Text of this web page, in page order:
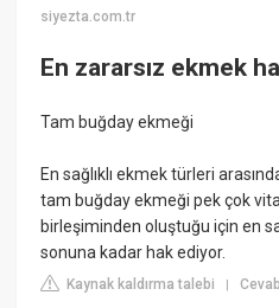
siyezta.com.tr
En zararsız ekmek
Tam buğday ekmeği
En sağlıklı ekmek türleri
tam buğday ekmeği pek çok
birleşiminden oluştuğu için en
sonuna kadar hak ediyor.
Kaynak kaldırma talebi |